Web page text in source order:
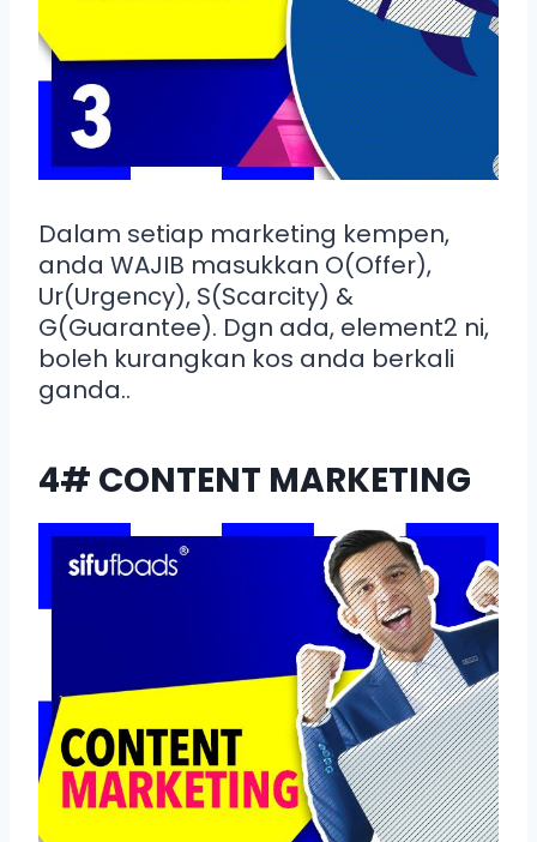
Dalam setiap marketing kempen,
anda WAJIB masukkan O(Offer),
Ur(Urgency), S(Scarcity) &
G(Guarantee). Dgn ada, element2 ni,
boleh kurangkan kos anda berkali
ganda..
4# CONTENT MARKETING